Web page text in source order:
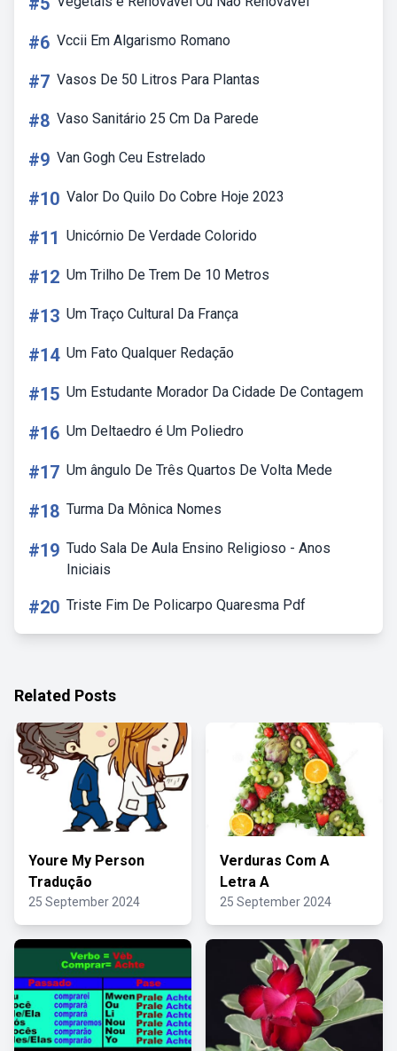
#6 Vccii Em Algarismo Romano
#7 Vasos De 50 Litros Para Plantas
#8 Vaso Sanitário 25 Cm Da Parede
#9 Van Gogh Ceu Estrelado
#10 Valor Do Quilo Do Cobre Hoje 2023
#11 Unicórnio De Verdade Colorido
#12 Um Trilho De Trem De 10 Metros
#13 Um Traço Cultural Da França
#14 Um Fato Qualquer Redação
#15 Um Estudante Morador Da Cidade De Contagem
#16 Um Deltaedro é Um Poliedro
#17 Um ângulo De Três Quartos De Volta Mede
#18 Turma Da Mônica Nomes
#19 Tudo Sala De Aula Ensino Religioso - Anos
Iniciais
#20 Triste Fim De Policarpo Quaresma Pdf
Related Posts
Youre My Person
Tradução
25 September 2024
Verduras Com A
Letra A
25 September 2024